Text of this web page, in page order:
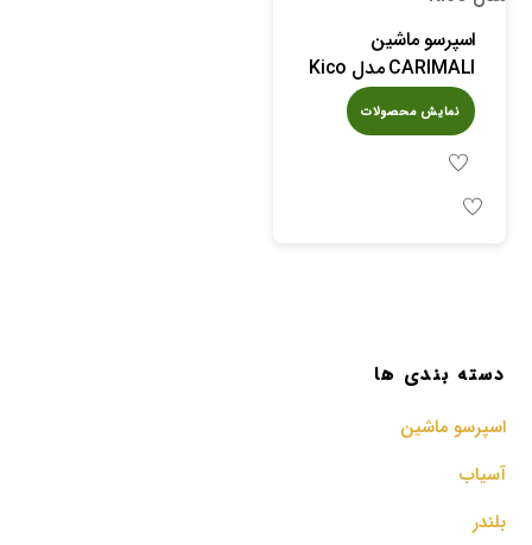
اسپرسو ماشین
CARIMALI مدل Kico
نمایش محصولات
دسته بندی ها
اسپرسو‌ ماشین
آسیاب
بلندر